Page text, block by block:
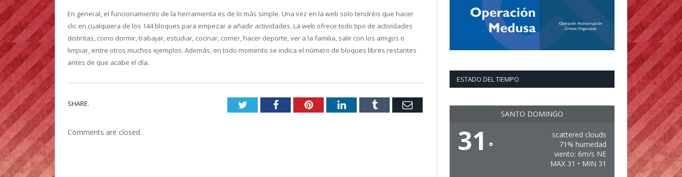
En general, el funcionamiento de la herramienta es de lo más simple. Una vez en la web solo tendréis que hacer
clic en cualquiera de los 144 bloques para empezar a añadir actividades. La web ofrece todo tipo de actividades
distintas, como dormir, trabajar, estudiar, cocinar, comer, hacer deporte, ver a la familia, salir con los amigos o
limpiar, entre otros muchos ejemplos. Además, en todo momento se indica el número de bloques libres restantes
antes de que acabe el día.
SHARE. TwitterFacebookPinterestLinkedInTumblr Email
Comments are closed.
ESTADO DEL TIEMPO
SANTO DOMINGO
31 °
scattered clouds
71% humedad
viento: 6m/s NE
MAX 31 • MIN 31